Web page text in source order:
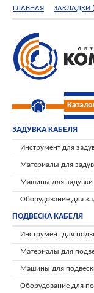
ГЛАВНАЯ ЗАКЛАДКИ
ЗАДУВКА КАБЕЛЯ
Инструмент для
Материалы для
Машины для задувки
Оборудование для
ПОДВЕСКА КАБЕЛЯ
Инструмент для
Материалы для
Машины для
Оборудование для